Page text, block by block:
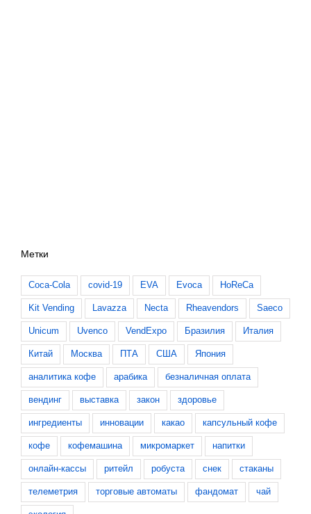
Coca-Cola covid-19 EVA Evoca HoReCa
Kit Vending Lavazza Necta Rheavendors Saeco
Unicum Uvenco VendExpo Бразилия Италия
Китай Москва ПТА США Япония
аналитика кофе арабика безналичная оплата
вендинг выставка закон здоровье
ингредиенты инновации какао капсульный кофе
кофе кофемашина микромаркет напитки
онлайн-кассы ритейл робуста снек стаканы
телеметрия торговые автоматы фандомат чай